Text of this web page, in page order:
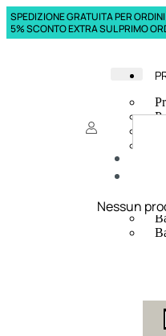
SPEDIZIONE GRATUITA PER
5% SCONTO EXTRA SUL PRIMO
Nessun